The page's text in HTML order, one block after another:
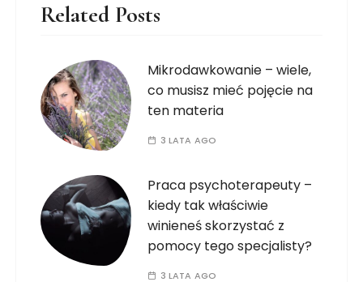
Related Posts
Mikrodawkowanie – wiele,
co musisz mieć pojęcie na
ten materia
3 LATA AGO
Praca psychoterapeuty –
kiedy tak właściwie
winieneś skorzystać z
pomocy tego specjalisty?
3 LATA AGO